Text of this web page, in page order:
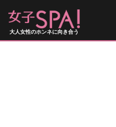
大人女性のホンネに向き合う